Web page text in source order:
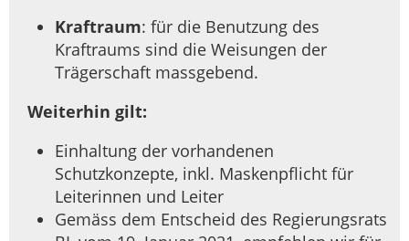
Kraftraum: für die Benutzung des
Kraftraums sind die Weisungen der
Trägerschaft massgebend.
Weiterhin gilt:
Einhaltung der vorhandenen
Schutzkonzepte, inkl. Maskenpflicht für
Leiterinnen und Leiter
Gemäss dem Entscheid des Regierungsrats